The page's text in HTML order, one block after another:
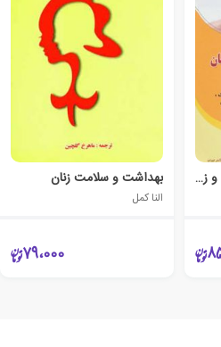
مراقبت های 9 ماه بارداری و زایمان بهداشت و سلامت زنان
النا کمل
79،000